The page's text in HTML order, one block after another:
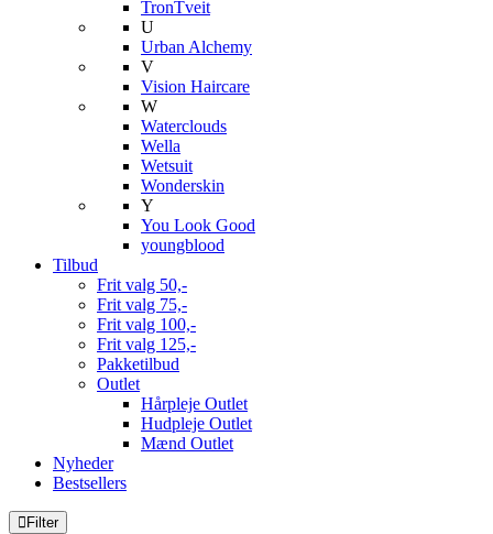
TronTveit
U
Urban Alchemy
V
Vision Haircare
W
Waterclouds
Wella
Wetsuit
Wonderskin
Y
You Look Good
youngblood
Tilbud
Frit valg 50,-
Frit valg 75,-
Frit valg 100,-
Frit valg 125,-
Pakketilbud
Outlet
Hårpleje Outlet
Hudpleje Outlet
Mænd Outlet
Nyheder
Bestsellers
Filter